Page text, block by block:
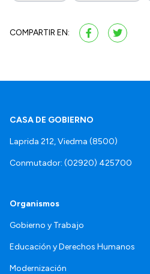
COMPARTIR EN:
CASA DE GOBIERNO
Laprida 212, Viedma (8500)
Conmutador: (02920) 425700
Organismos
Gobierno y Trabajo
Educación y Derechos Humanos
Modernización